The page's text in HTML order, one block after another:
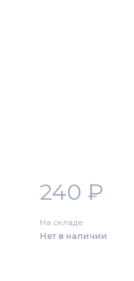
240 ₽
На складе
Нет в наличии